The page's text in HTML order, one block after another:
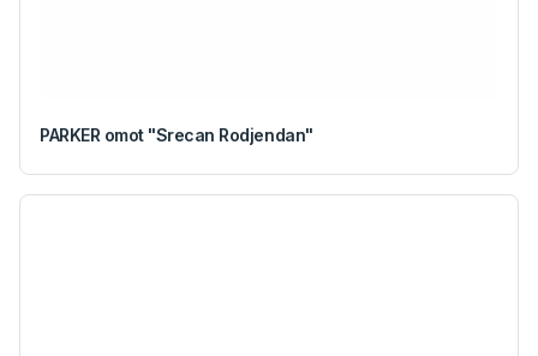
PARKER omot "Srecan Rodjendan"